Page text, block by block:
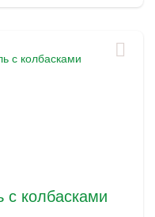
с колбасками